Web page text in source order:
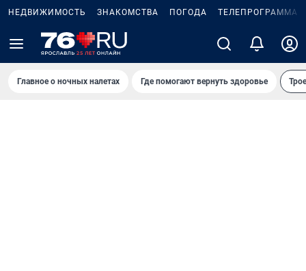
НЕДВИЖИМОСТЬ ЗНАКОМСТВА ПОГОДА ТЕЛЕПРОГРАММА
Главное о ночных налетах Где помогают вернуть здоровье